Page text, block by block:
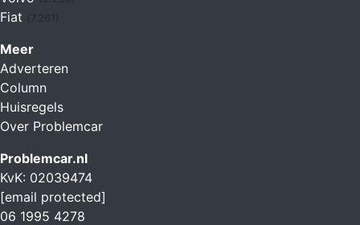
Fiat (7.261)
Meer
Adverteren
Column
Huisregels
Over Problemcar
Problemcar.nl
KvK: 02039474
[email protected]
06 1995 4278